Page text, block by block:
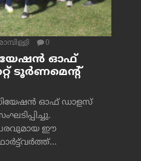
0
ഓഫ്
ടൂർണമെന്റ്
ഓഫ് ഡാളസ്
ഈ